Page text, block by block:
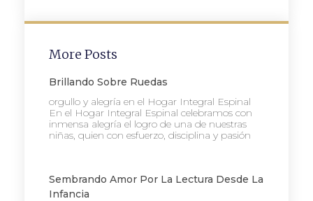
More Posts
Brillando Sobre Ruedas
orgullo y alegría en el Hogar Integral Espinal
En el Hogar Integral Espinal celebramos con
inmensa alegría el logro de una de nuestras
niñas, quien con esfuerzo, disciplina y pasión
Sembrando Amor Por La Lectura Desde La
Infancia